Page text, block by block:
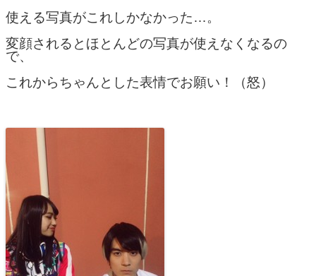
使える写真がこれしかなかった…。
変顔されるとほとんどの写真が使えなくなるの
で、
これからちゃんとした表情でお願い！（怒）